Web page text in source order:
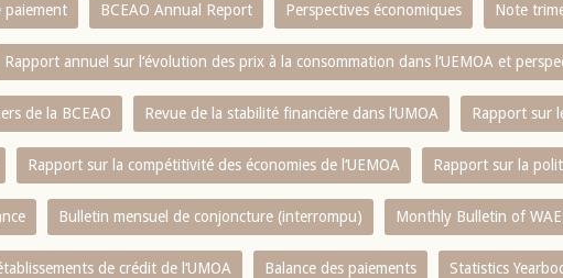
paiement BCEAO Annual Report Perspectives économiques Note
Rapport annuel sur l‘évolution des prix à la consommation dans l‘UEMOA et
de la BCEAO Revue de la stabilité financière dans l‘UMOA Rapport sur
Rapport sur la compétitivité des économies de l‘UEMOA Rapport sur la
Bulletin mensuel de conjoncture (interrompu) Monthly Bulletin of
de crédit de l‘UMOA Balance des paiements Statistics